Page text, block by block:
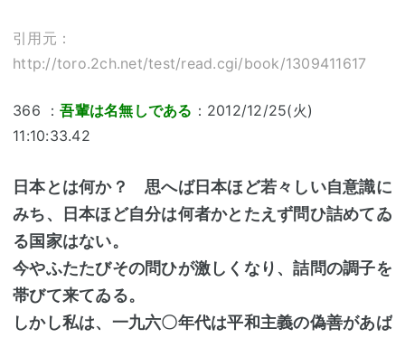
引用元：
http://toro.2ch.net/test/read.cgi/book/1309411617
366 ：吾輩は名無しである ：2012/12/25(火)
11:10:33.42
日本とは何か？ 思へば日本ほど若々しい自意識に
みち、日本ほど自分は何者かとたえず問ひ詰めてゐ
る国家はない。
今やふたたびその問ひが激しくなり、詰問の調子を
帯びて来てゐる。
しかし私は、一九六〇年代は平和主義の偽善があば